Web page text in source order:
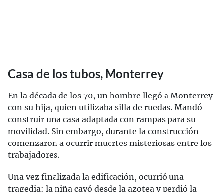
Casa de los tubos, Monterrey
En la década de los 70, un hombre llegó a Monterrey
con su hija, quien utilizaba silla de ruedas. Mandó
construir una casa adaptada con rampas para su
movilidad. Sin embargo, durante la construcción
comenzaron a ocurrir muertes misteriosas entre los
trabajadores.
Una vez finalizada la edificación, ocurrió una
tragedia: la niña cayó desde la azotea y perdió la